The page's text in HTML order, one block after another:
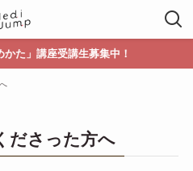
生募集中！
ださった方へ